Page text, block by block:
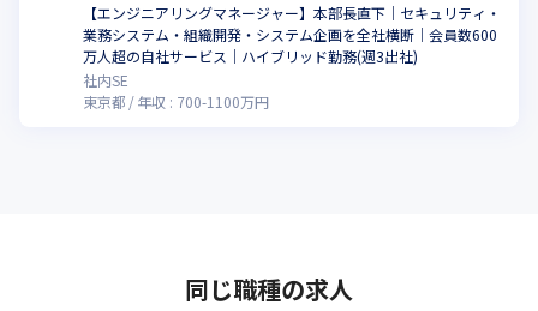
【エンジニアリングマネージャー】本部長直下｜セキュリティ・
業務システム・組織開発・システム企画を全社横断｜会員数600
万人超の自社サービス｜ハイブリッド勤務(週3出社)
社内SE
東京都
年収 : 700-1100万円
同じ職種の求人